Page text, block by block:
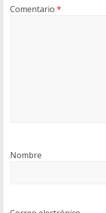
Comentario *
Nombre